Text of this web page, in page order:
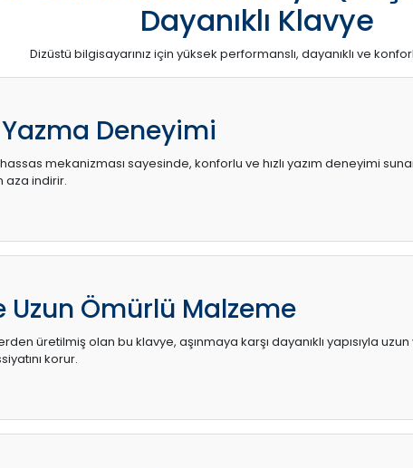
Dayanıklı Klavye
Dizüstü bilgisayarınız için yüksek performanslı, dayanıklı ve
Deneyimi
mekanizması sayesinde, konforlu ve hızlı yazım deneyimi
aza indirir.
Uzun Ömürlü Malzeme
üretilmiş olan bu klavye, aşınmaya karşı dayanıklı yapısıyla
korur.